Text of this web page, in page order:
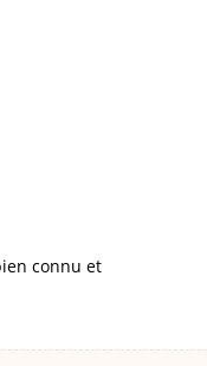
connu et